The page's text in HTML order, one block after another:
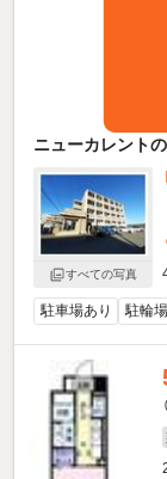
ニューカレント
すべての写真
駐車場あり 駐輪